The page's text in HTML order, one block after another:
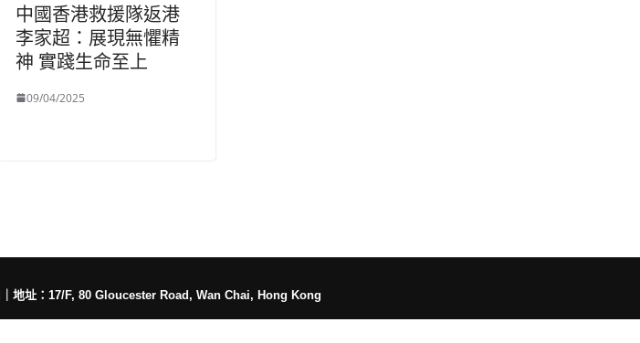
中國香港救援隊返港
李家超：展現無懼精
神 實踐生命至上
09/04/2025
地址：17/F, 80 Gloucester Road, Wan Chai, Hong Kong